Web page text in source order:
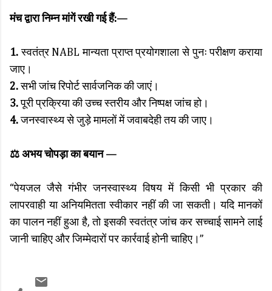
मंच द्वारा निम्न मांगें रखी गई हैं:—
1. स्वतंत्र NABL मान्यता प्राप्त प्रयोगशाला से पुनः परीक्षण कराया
जाए।
2.सभी जांच रिपोर्ट सार्वजनिक की जाएं।
3.पूरी प्रक्रिया की उच्च स्तरीय और निष्पक्ष जांच हो।
4.जनस्वास्थ्य से जुड़े मामलों में जवाबदेही तय की जाए।
⚖️ अभय चोपड़ा का बयान —
“पेयजल जैसे गंभीर जनस्वास्थ्य विषय में किसी भी प्रकार की
लापरवाही या अनियमितता स्वीकार नहीं की जा सकती। यदि मानकों
का पालन नहीं हुआ है, तो इसकी स्वतंत्र जांच कर सच्चाई सामने लाई
जानी चाहिए और जिम्मेदारों पर कार्रवाई होनी चाहिए।”